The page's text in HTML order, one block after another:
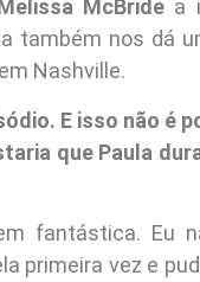
McBride a
também nos dá
Nashville.
E isso não é
que Paula
fantástica. Eu
primeira vez e